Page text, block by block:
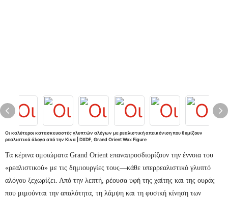
Οι καλύτεροι κατασκευαστές γλυπτών αλόγων με ρεαλιστική απεικόνιση που θυμίζουν
ρεαλιστικά άλογα από την Κίνα | DXDF, Grand Orient Wax Figure
Τα κέρινα ομοιώματα Grand Orient επαναπροσδιορίζουν την έννοια του
«ρεαλιστικού» με τις δημιουργίες τους—κάθε υπερρεαλιστικό γλυπτό
αλόγου ξεχωρίζει. Από την λεπτή, ρέουσα υφή της χαίτης και της ουράς
που μιμούνται την απαλότητα, τη λάμψη και τη φυσική κίνηση των